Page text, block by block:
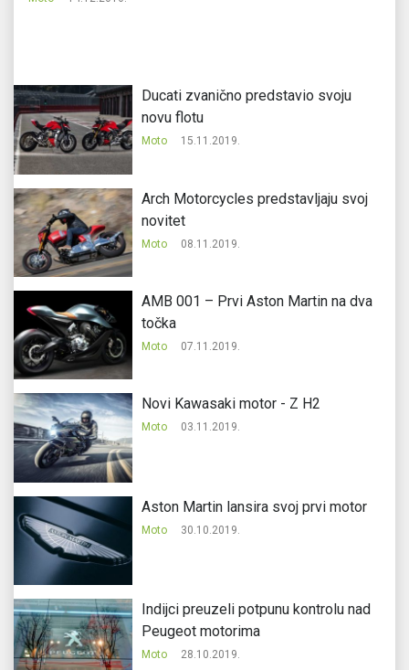
Ducati zvanično predstavio svoju
novu flotu
Moto 15.11.2019.
Arch Motorcycles predstavljaju svoj
novitet
Moto 08.11.2019.
AMB 001 – Prvi Aston Martin na dva
točka
Moto 07.11.2019.
Novi Kawasaki motor - Z H2
Moto 03.11.2019.
Aston Martin lansira svoj prvi motor
Moto 30.10.2019.
Indijci preuzeli potpunu kontrolu nad
Peugeot motorima
Moto 28.10.2019.